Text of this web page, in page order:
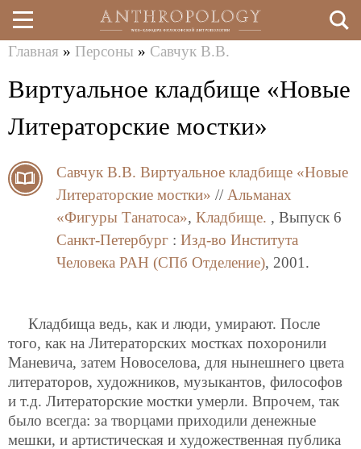
Перейти
к
здесь
Главная » Персоны » Савчук В.В.
Виртуальное кладбище «Новые
Литераторские мостки»
Савчук В.В. Виртуальное кладбище «Новые
Литераторские мостки» // Альманах
«Фигуры Танатоса», Кладбище. , Выпуск 6
Санкт-Петербург : Изд-во Института
Человека РАН (СПб Отделение), 2001.
Кладбища ведь, как и люди, умирают. После
того, как на Литераторских мостках похоронили
Маневича, затем Новоселова, для нынешнего цвета
литераторов, художников, музыкантов, философов
и т.д. Литераторские мостки умерли. Впрочем, так
было всегда: за творцами приходили денежные
мешки, и артистическая и художественная публика